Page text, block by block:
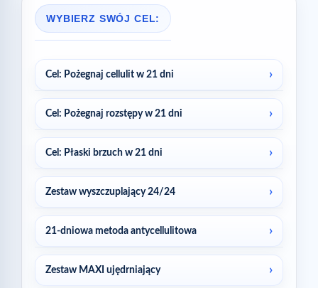
WYBIERZ SWÓJ CEL:
Cel: Pożegnaj cellulit w 21 dni
Cel: Pożegnaj rozstępy w 21 dni
Cel: Płaski brzuch w 21 dni
Zestaw wyszczuplający 24/24
21-dniowa metoda antycellulitowa
Zestaw MAXI ujędrniający